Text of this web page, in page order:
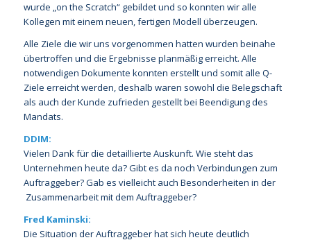
wurde „on the Scratch“ gebildet und so konnten wir alle
Kollegen mit einem neuen, fertigen Modell überzeugen.
Alle Ziele die wir uns vorgenommen hatten wurden beinahe
übertroffen und die Ergebnisse planmäßig erreicht. Alle
notwendigen Dokumente konnten erstellt und somit alle Q-
Ziele erreicht werden, deshalb waren sowohl die Belegschaft
als auch der Kunde zufrieden gestellt bei Beendigung des
Mandats.
DDIM:
Vielen Dank für die detaillierte Auskunft. Wie steht das
Unternehmen heute da? Gibt es da noch Verbindungen zum
Auftraggeber? Gab es vielleicht auch Besonderheiten in der
Zusammenarbeit mit dem Auftraggeber?
Fred Kaminski:
Die Situation der Auftraggeber hat sich heute deutlich